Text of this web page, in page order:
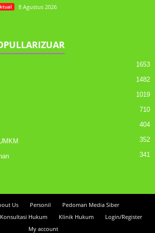
8 Agustus 2026
1653
1482
1019
710
404
352
341
Us Personil
Pedoman Media Siber
Konsultasi Hukum Klinik Hukum
Login/Register
My account